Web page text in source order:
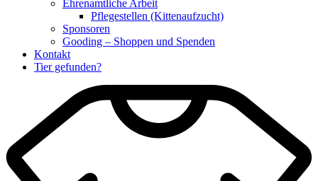
Ehrenamtliche Arbeit
Pflegestellen (Kittenaufzucht)
Sponsoren
Gooding – Shoppen und Spenden
Kontakt
Tier gefunden?